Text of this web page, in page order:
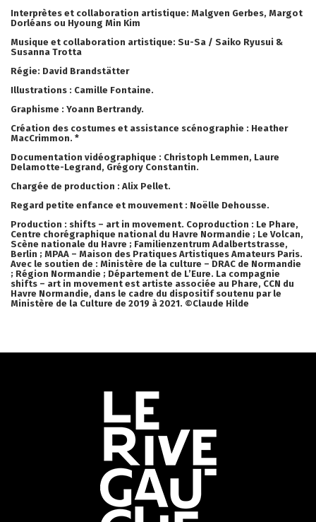
Interprètes et collaboration artistique: Malgven Gerbes, Margot
Dorléans ou Hyoung Min Kim
Musique et collaboration artistique: Su-Sa / Saiko Ryusui &
Susanna Trotta
Régie: David Brandstätter
Illustrations : Camille Fontaine.
Graphisme : Yoann Bertrandy.
Création des costumes et assistance scénographie : Heather
MacCrimmon. *
Documentation vidéographique : Christoph Lemmen, Laure
Delamotte-Legrand, Grégory Constantin.
Chargée de production : Alix Pellet.
Regard petite enfance et mouvement : Noëlle Dehousse.
Production : shifts – art in movement. Coproduction : Le Phare,
Centre chorégraphique national du Havre Normandie ; Le Volcan,
Scène nationale du Havre ; Familienzentrum Adalbertstrasse,
Berlin ; MPAA – Maison des Pratiques Artistiques Amateurs Paris.
Avec le soutien de : Ministère de la culture – DRAC de Normandie
; Région Normandie ; Département de L’Eure. La compagnie
shifts – art in movement est artiste associée au Phare, CCN du
Havre Normandie, dans le cadre du dispositif soutenu par le
Ministère de la Culture de 2019 à 2021. ©Claude Hilde